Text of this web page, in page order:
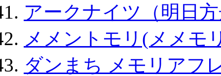
アークナイツ（明日
メメントモリ(メメモ
ダンまち メモリアフ